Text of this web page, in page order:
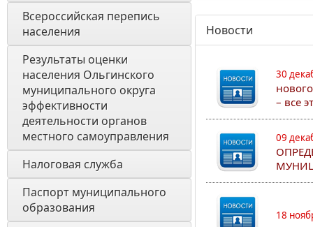
Всероссийская перепись
населения
Результаты оценки
населения Ольгинского
муниципального округа
эффективности
деятельности органов
местного самоуправления
Налоговая служба
Паспорт муниципального
образования
Новости
30
– все
09
18